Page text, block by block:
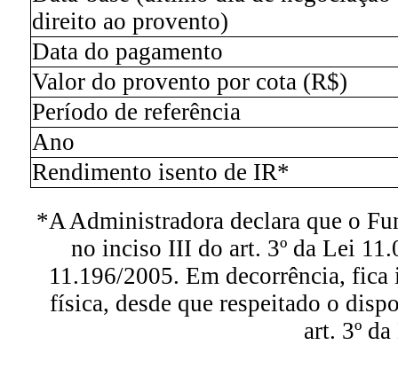
direito ao provento)
Data do pagamento
Valor do provento por cota (R$)
Período de referência
Ano
Rendimento isento de IR*
*A Administradora declara que o
no inciso III do art. 3º da Lei
11.196/2005. Em decorrência,
física, desde que respeitado o
art. 3º